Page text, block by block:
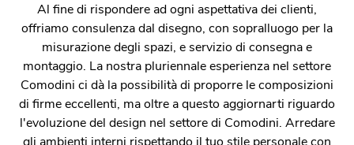
Al fine di rispondere ad ogni aspettativa dei clienti,
offriamo consulenza dal disegno, con sopralluogo per la
misurazione degli spazi, e servizio di consegna e
montaggio. La nostra pluriennale esperienza nel settore
Comodini ci dà la possibilità di proporre le composizioni
di firme eccellenti, ma oltre a questo aggiornarti riguardo
l'evoluzione del design nel settore di Comodini. Arredare